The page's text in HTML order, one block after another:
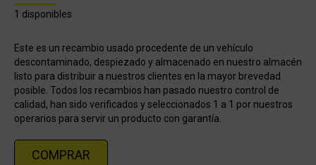
1 disponibles
Este es un recambio usado procedente de un vehículo
descontaminado, despiezado y almacenado en nuestro almacén
listo para distribuir a nuestros clientes en la mayor brevedad
posible. Todos los recambios han pasado nuestro control de
calidad, han sido verificados y seleccionados 1 a 1 por nuestros
operarios para servir un producto con garantía.
COMPRAR